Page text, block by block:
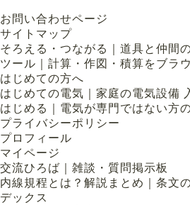
お問い合わせページ
サイトマップ
そろえる・つながる｜道具と仲間
ツール｜計算・作図・積算をブラ
はじめての方へ
はじめての電気｜家庭の電気設備
はじめる｜電気が専門ではない方
プライバシーポリシー
プロフィール
マイページ
交流ひろば｜雑談・質問掲示板
内線規程とは？解説まとめ｜条文
デックス